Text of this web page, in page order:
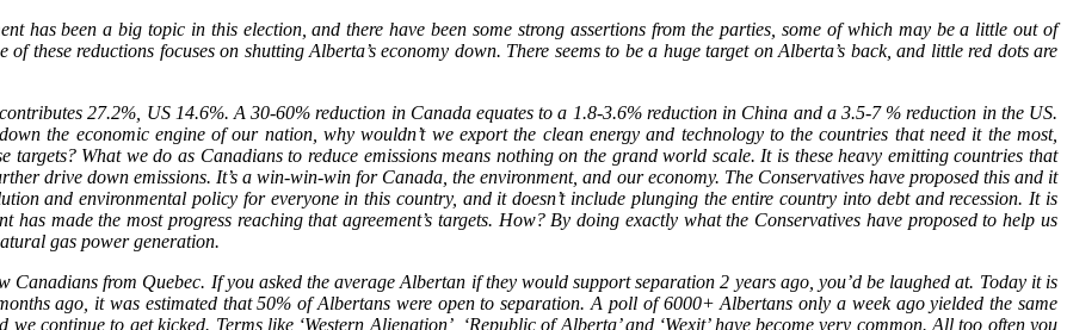
has been a big topic in this election, and there have been some strong assertions from the parties, some of which may be a little out of
these reductions focuses on shutting Alberta’s economy down. There seems to be a huge target on Alberta’s back, and little red dots are
27.2%, US 14.6%. A 30-60% reduction in Canada equates to a 1.8-3.6% reduction in China and a 3.5-7 % reduction in the US.
the economic engine of our nation, why wouldn’t we export the clean energy and technology to the countries that need it the most,
targets? What we do as Canadians to reduce emissions means nothing on the grand world scale. It is these heavy emitting countries that
drive down emissions. It’s a win-win-win for Canada, the environment, and our economy. The Conservatives have proposed this and it
and environmental policy for everyone in this country, and it doesn’t include plunging the entire country into debt and recession. It is
made the most progress reaching that agreement’s targets. How? By doing exactly what the Conservatives have proposed to help us
gas power generation.
Canadians from Quebec. If you asked the average Albertan if they would support separation 2 years ago, you’d be laughed at. Today it is
ago, it was estimated that 50% of Albertans were open to separation. A poll of 6000+ Albertans only a week ago yielded the same
continue to get kicked. Terms like ‘Western Alienation’, ‘Republic of Alberta’ and ‘Wexit’ have become very common. All too often you